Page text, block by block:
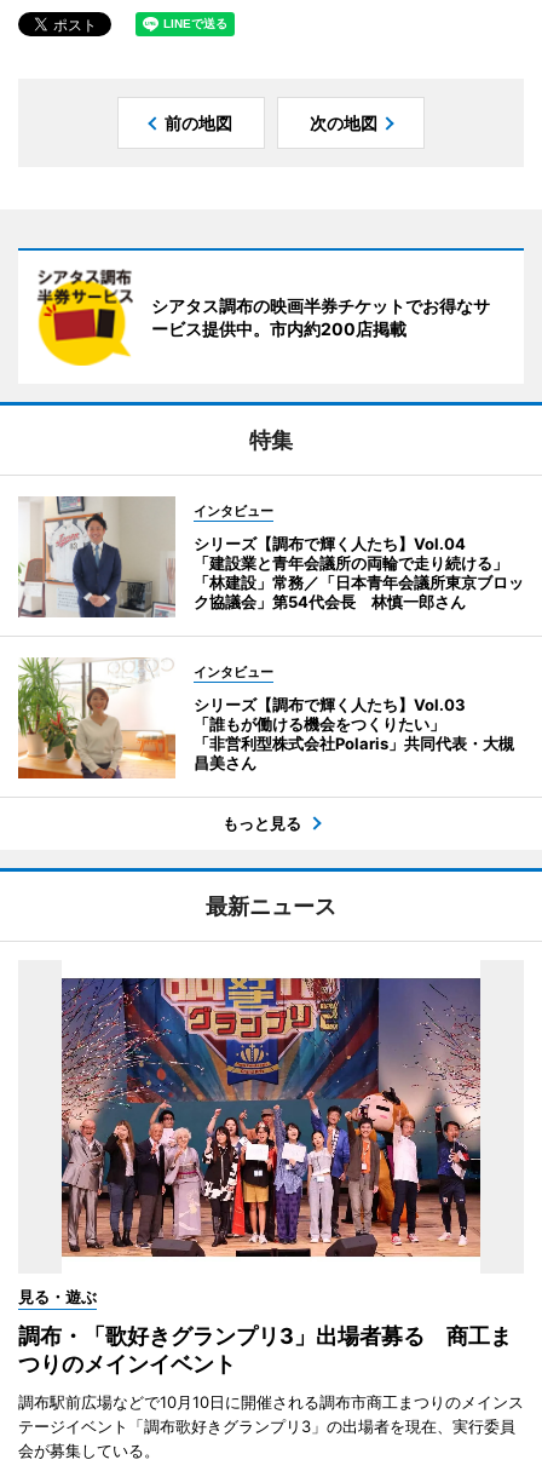
前の地図 次の地図
シアタス調布の映画半券チケットでお得なサ
ービス提供中。市内約200店掲載
特集
インタビュー
シリーズ【調布で輝く人たち】Vol.04
「建設業と青年会議所の両輪で走り続ける」
「林建設」常務／「日本青年会議所東京ブロッ
ク協議会」第54代会長 林慎一郎さん
インタビュー
シリーズ【調布で輝く人たち】Vol.03
「誰もが働ける機会をつくりたい」
「非営利型株式会社Polaris」共同代表・大槻
昌美さん
もっと見る
最新ニュース
見る・遊ぶ
調布・「歌好きグランプリ3」出場者募る 商工ま
つりのメインイベント
調布駅前広場などで10月10日に開催される調布市商工まつりのメインス
テージイベント「調布歌好きグランプリ3」の出場者を現在、実行委員
会が募集している。